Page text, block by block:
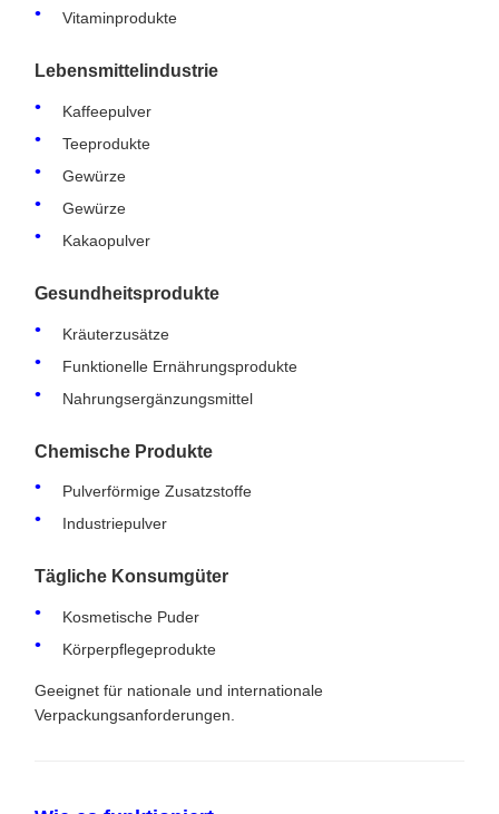
Vitaminprodukte
Lebensmittelindustrie
Kaffeepulver
Teeprodukte
Gewürze
Gewürze
Kakaopulver
Gesundheitsprodukte
Kräuterzusätze
Funktionelle Ernährungsprodukte
Nahrungsergänzungsmittel
Chemische Produkte
Pulverförmige Zusatzstoffe
Industriepulver
Tägliche Konsumgüter
Kosmetische Puder
Körperpflegeprodukte
Geeignet für nationale und internationale
Verpackungsanforderungen.